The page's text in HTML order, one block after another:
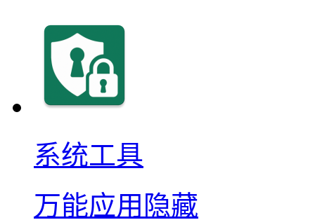
系统工具
万能应用隐藏